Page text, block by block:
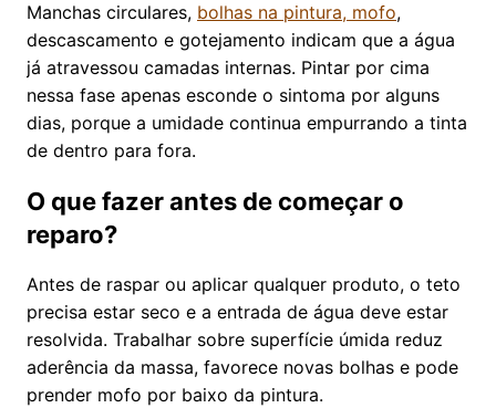
Manchas circulares, bolhas na pintura, mofo,
descascamento e gotejamento indicam que a água
já atravessou camadas internas. Pintar por cima
nessa fase apenas esconde o sintoma por alguns
dias, porque a umidade continua empurrando a tinta
de dentro para fora.
O que fazer antes de começar o
reparo?
Antes de raspar ou aplicar qualquer produto, o teto
precisa estar seco e a entrada de água deve estar
resolvida. Trabalhar sobre superfície úmida reduz
aderência da massa, favorece novas bolhas e pode
prender mofo por baixo da pintura.